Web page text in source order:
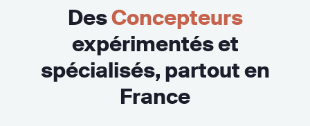
DesConcepteurs
expérimentés et
spécialisés, partout en
France